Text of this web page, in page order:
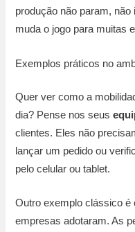
produção não param,
muda o jogo para muitas
Exemplos práticos no
Quer ver como a
dia? Pense nos seus
clientes. Eles não
lançar um pedido ou
pelo celular ou tablet.
Outro exemplo clássico
empresas adotaram. As